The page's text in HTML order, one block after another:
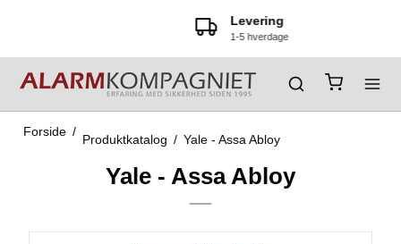
Levering
1-5 hverdage
Forside /
Produktkatalog / Yale - Assa Abloy
Yale - Assa Abloy